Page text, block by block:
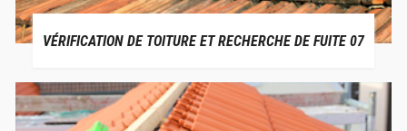
VÉRIFICATION DE TOITURE ET RECHERCHE DE FUITE 07